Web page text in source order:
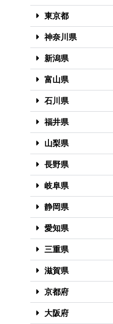
東京都
神奈川県
新潟県
富山県
石川県
福井県
山梨県
長野県
岐阜県
静岡県
愛知県
三重県
滋賀県
京都府
大阪府